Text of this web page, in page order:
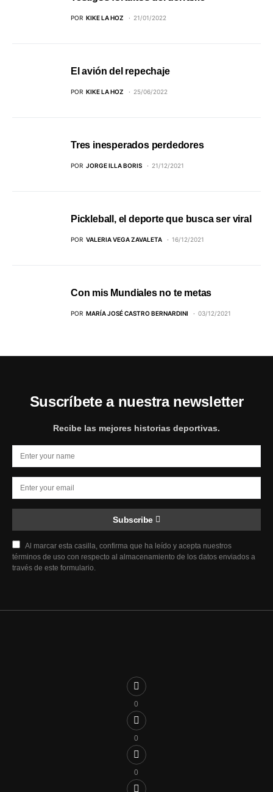
POR KIKE LA HOZ 21/01/2022
El avión del repechaje
POR KIKE LA HOZ 25/06/2022
Tres inesperados perdedores
POR JORGE ILLA BORIS 21/12/2021
Pickleball, el deporte que busca ser viral
POR VALERIA VEGA ZAVALETA 16/12/2021
Con mis Mundiales no te metas
POR MARÍA JOSÉ CASTRO BERNARDINI 03/12/2021
Suscríbete a nuestra newsletter
Recibe las mejores historias deportivas.
Subscribe
Al marcar esta casilla, confirma que ha leído y acepta nuestros
términos de uso con respecto al almacenamiento de los datos enviados a
través de este formulario.
0
0
0